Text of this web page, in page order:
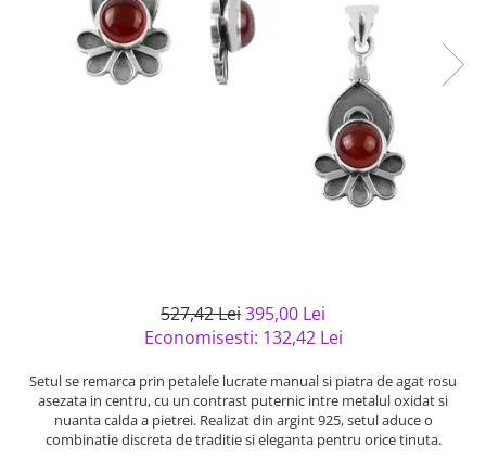
semipretioase
Bijuterii argint placat cu aur
Bijuterii argint cu diverse
Bijuterii de Lux
Bijuterii gotice si rock
527,42 Lei395,00 Lei
Economisesti: 132,42 Lei
Setul se remarca prin petalele lucrate manual si piatra de agat rosu
asezata in centru, cu un contrast puternic intre metalul oxidat si
nuanta calda a pietrei. Realizat din argint 925, setul aduce o
combinatie discreta de traditie si eleganta pentru orice tinuta.